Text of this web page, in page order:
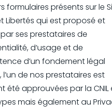
présents sur le
Libertés qui est proposé et
ses prestataires de
d’usage et de
d’un fondement légal
de nos prestataires est
été approuvées par la CNIL
mais également au